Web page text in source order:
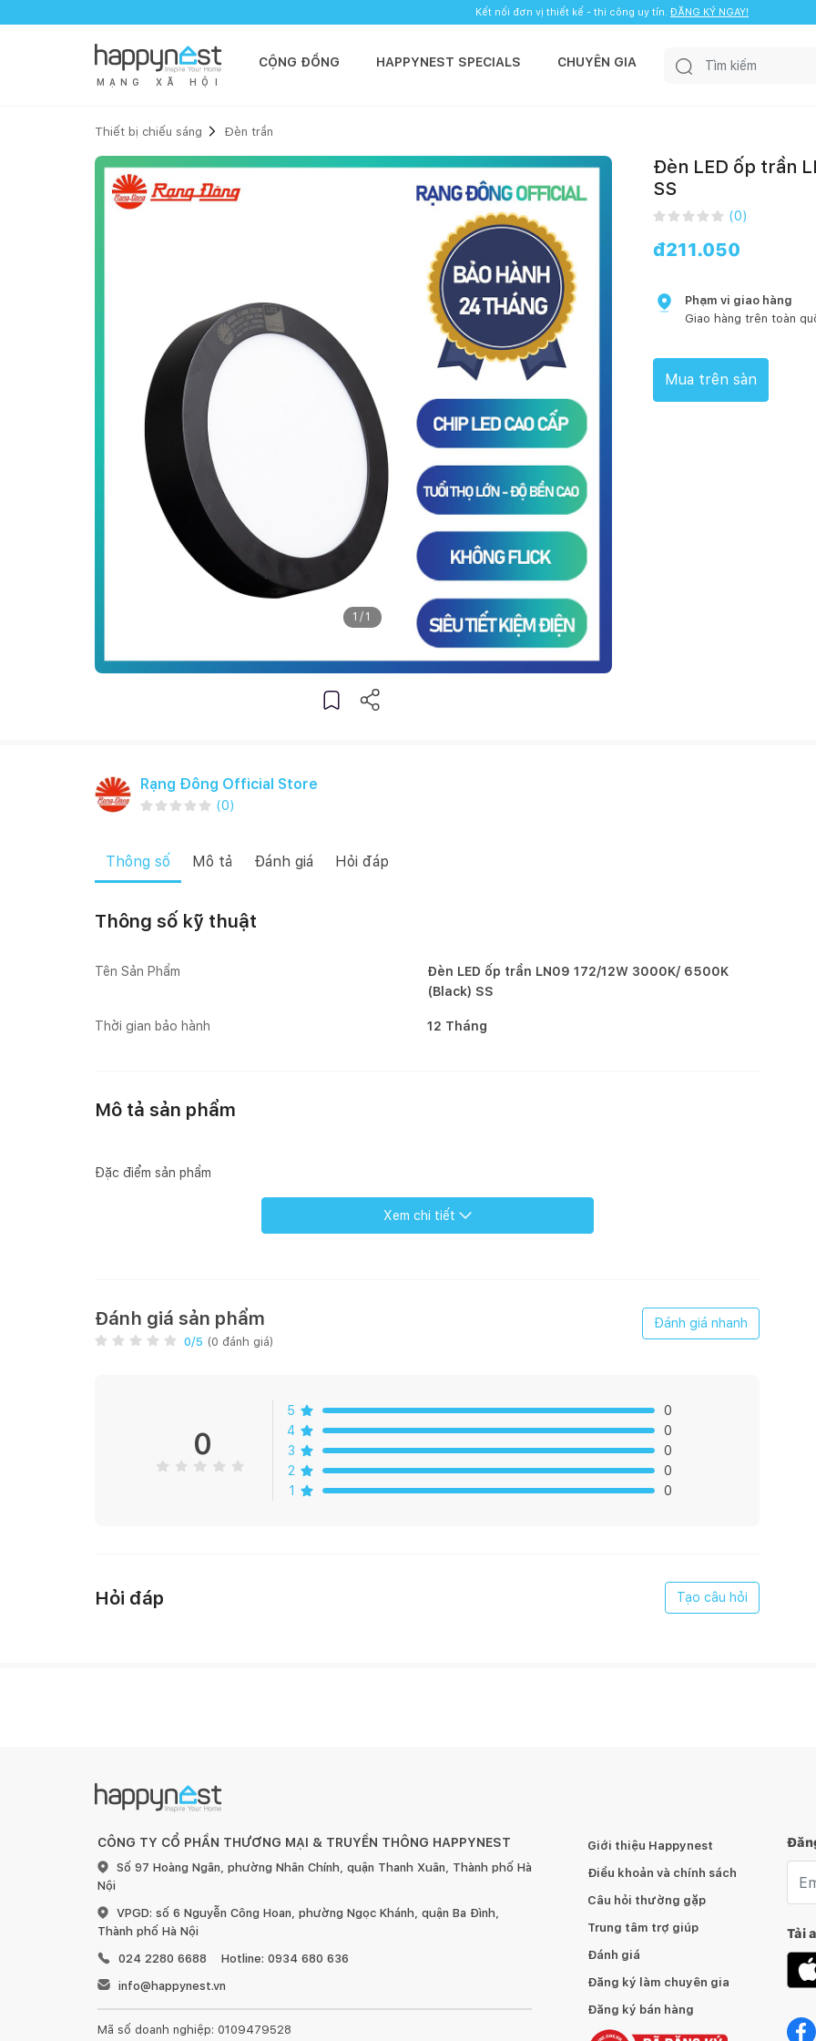
Kết nối đơn vị thiết kế - thi công uy tín. ĐĂNG KÝ NGAY!
M Ạ N G X Ã H Ộ I
CỘNG ĐỒNG HAPPYNEST SPECIALS CHUYÊN GIA
Thiết bị chiếu sáng Đèn trần
1 / 1
Đèn LED ốp trần
SS
(0)
đ211.050
Phạm vi giao hàng
Giao hàng trên toàn
Mua trên sàn
Rạng Đông Official Store
(0)
Thông số Mô tả Đánh giá Hỏi đáp
Thông số kỹ thuật
Tên Sản Phẩm
Đèn LED ốp trần LN09 172/12W 3000K/ 6500K
(Black) SS
Thời gian bảo hành 12 Tháng
Mô tả sản phẩm
Đặc điểm sản phẩm
Cao gấp 2-3 lần so với đèn copmact
Chiếu sáng hộ gia đình, căn hộ, tòa nhà: Hành lang, ban công…
Công suất(W)
12
Điện áp
Xem chi tiết
Đánh giá sản phẩm
0/5 (0 đánh giá)
Đánh giá nhanh
0
5
0
4
0
3
0
2
0
1
0
Hỏi đáp Tạo câu hỏi
CÔNG TY CỔ PHẦN THƯƠNG MẠI & TRUYỀN THÔNG HAPPYNEST
Số 97 Hoàng Ngân, phường Nhân Chính, quận Thanh Xuân, Thành phố Hà
Nội
VPGD: số 6 Nguyễn Công Hoan, phường Ngọc Khánh, quận Ba Đình,
Thành phố Hà Nội
024 2280 6688
Hotline: 0934 680 636
info@happynest.vn
Mã số doanh nghiệp: 0109479528
Giới thiệu Happynest
Điều khoản và chính sách
Câu hỏi thường gặp
Trung tâm trợ giúp
Đánh giá
Đăng ký làm chuyên gia
Đăng ký bán hàng
Tải